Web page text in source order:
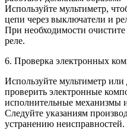
Используйте мультиметр,
цепи через выключатели и
При необходимости
реле.
6. Проверка электронных
Используйте мультиметр
проверить электронные
исполнительные механизмы
Следуйте указаниям
устранению неисправностей.